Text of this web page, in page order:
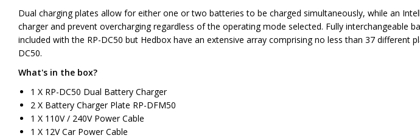
Dual charging plates allow for either one or two batteries to be charged simultaneously, while an
charger and prevent overcharging regardless of the operating mode selected. Fully
included with the RP-DC50 but Hedbox have an extensive array comprising no less than 37
DC50.
What's in the box?
1 X RP-DC50 Dual Battery Charger
2 X Battery Charger Plate RP-DFM50
1 X 110V / 240V Power Cable
1 X 12V Car Power Cable